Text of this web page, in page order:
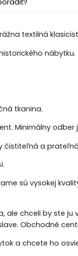
textilná
nábytku.
tkanina.
Minimálny odber
čistiteľná a
sú vysokej
ale chceli by ste
Obchodné
a chcete ho